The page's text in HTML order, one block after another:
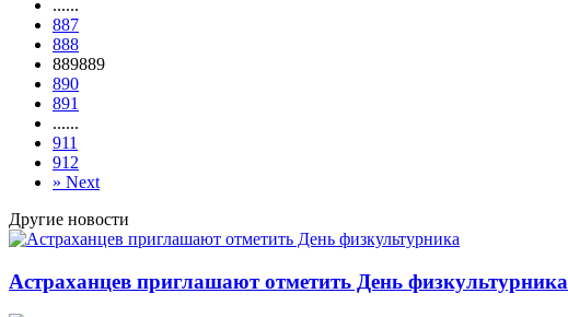
......
887
888
889889
890
891
......
911
912
» Next
Другие новости
Астраханцев приглашают отметить День физкультурника